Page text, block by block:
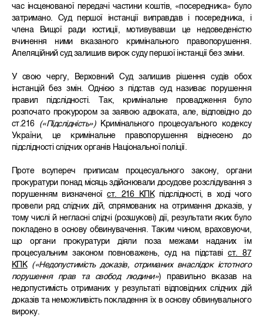
час інсценованої передачі частини коштів, «посередника» було
затримано. Суд першої інстанції виправдав і посередника, і
члена Вищої ради юстиції, мотивувавши це недоведеністю
вчинення ними вказаного кримінального правопорушення.
Апеляційний суд залишив вирок суду першої інстанції без зміни.
У свою чергу, Верховний Суд залишив рішення судів обох
інстанцій без змін. Однією з підстав суд називає порушення
правил підслідності. Так, кримінальне провадження було
розпочато прокурором за заявою адвоката, але, відповідно до
ст.216 («Підслідність»)Кримінального процесуального кодексу
України, це кримінальне правопорушення віднесено до
підслідності слідчих органів Національної поліції.
Проте всупереч приписам процесуального закону, органи
прокуратури понад місяць здійснювали досудове розслідування з
порушенням визначеноїст. 216 КПКпідслідності, в ході чого
провели ряд слідчих дій, спрямованих на отримання доказів, у
тому числі й негласні слідчі (розшукові) дії, результати яких було
покладено в основу обвинувачення. Таким чином, враховуючи,
що органи прокуратури діяли поза межами наданих їм
процесуальним законом повноважень, суд на підставіст. 87
КПК
(«Недопустимість доказів, отриманих внаслідок істотного
порушення прав та свобод людини») правильно вказав на
недопустимість отриманих у результаті відповідних слідчих дій
доказів та неможливість покладення їх в основу обвинувального
вироку.